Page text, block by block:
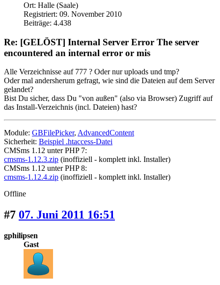
Ort: Halle (Saale)
Registriert: 09. November 2010
Beiträge: 4.438
Re: [GELÖST] Internal Server Error The server
encountered an internal error or mis
Alle Verzeichnisse auf 777 ? Oder nur uploads und tmp?
Oder mal andersherum gefragt, wie sind die Dateien auf dem Server
gelandet?
Bist Du sicher, dass Du "von außen" (also via Browser) Zugriff auf
das Install-Verzeichnis (incl. Dateien) hast?
Module: GBFilePicker, AdvancedContent
Sicherheit: Beispiel .htaccess-Datei
CMSms 1.12 unter PHP 7:
cmsms-1.12.3.zip (inoffiziell - komplett inkl. Installer)
CMSms 1.12 unter PHP 8:
cmsms-1.12.4.zip (inoffiziell - komplett inkl. Installer)
Offline
#7 07. Juni 2011 16:51
gphilipsen
Gast